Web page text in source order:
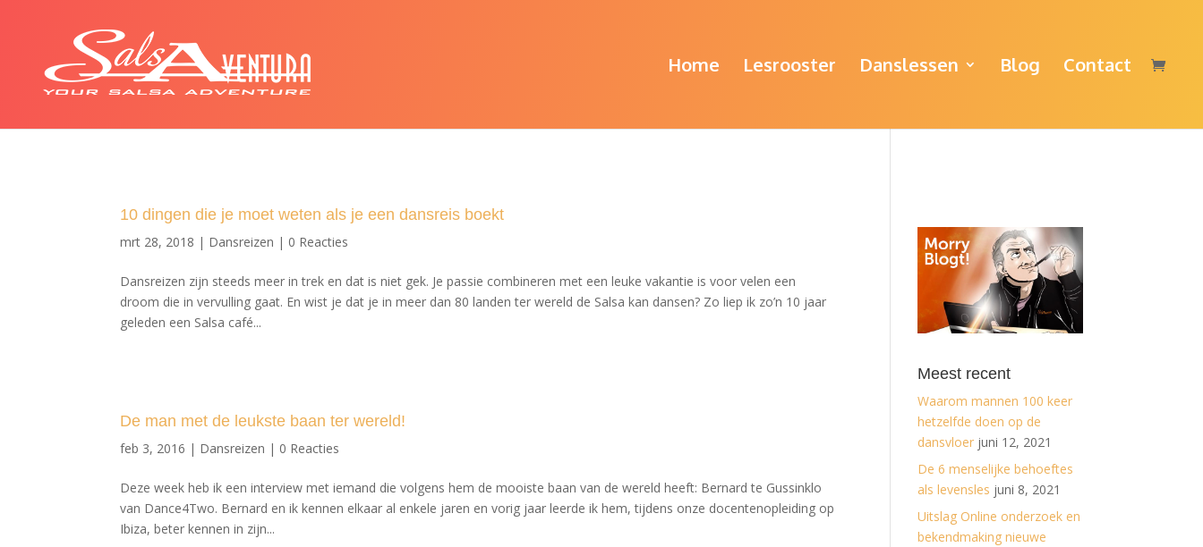
Home Lesrooster Danslessen Blog Contact
10 dingen die je moet weten als je een dansreis boekt
mrt 28, 2018 | Dansreizen | 0 Reacties
Dansreizen zijn steeds meer in trek en dat is niet gek. Je passie combineren met een leuke vakantie is voor velen een
droom die in vervulling gaat. En wist je dat je in meer dan 80 landen ter wereld de Salsa kan dansen? Zo liep ik zo’n 10 jaar
geleden een Salsa café...
De man met de leukste baan ter wereld!
feb 3, 2016 | Dansreizen | 0 Reacties
Deze week heb ik een interview met iemand die volgens hem de mooiste baan van de wereld heeft: Bernard te Gussinklo
van Dance4Two. Bernard en ik kennen elkaar al enkele jaren en vorig jaar leerde ik hem, tijdens onze docentenopleiding op
Ibiza, beter kennen in zijn...
Meest recent
Waarom mannen 100 keer
hetzelfde doen op de
dansvloer juni 12, 2021
De 6 menselijke behoeftes
als levensles juni 8, 2021
Uitslag Online onderzoek en
bekendmaking nieuwe